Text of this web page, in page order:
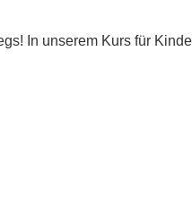
In unserem Kurs für